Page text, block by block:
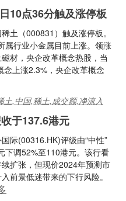
10点36分触及涨停板
土（000831）触及涨停板。
属行业小金属目前上涨。领涨
材，央企改革概念热股，当
念上涨2.3%，央企改革概念
土,中国,稀土,成交额,净流入
于137.6港元
际(00316.HK)评级由“中性”
下调52%至110港元。该行看
扩张，但现价2024年预测市
前景低迷带来的下行风险。